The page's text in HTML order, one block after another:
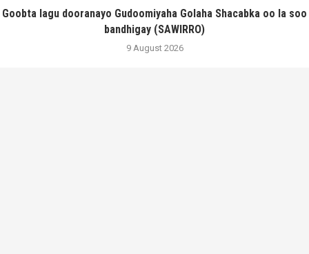
Goobta lagu dooranayo Gudoomiyaha Golaha Shacabka oo la soo
bandhigay (SAWIRRO)
9 August 2026